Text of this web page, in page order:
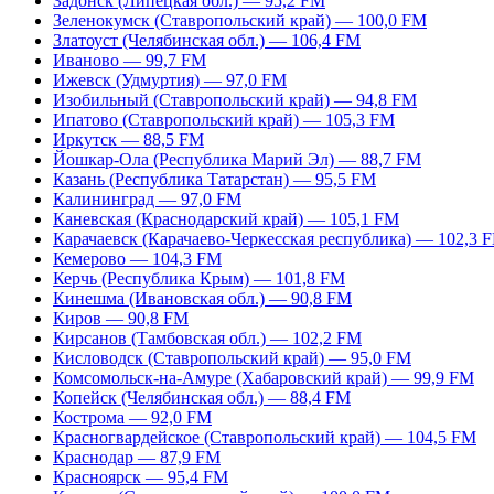
Зеленокумск (Ставропольский край) — 100,0 FM
Златоуст (Челябинская обл.) — 106,4 FM
Иваново — 99,7 FM
Ижевск (Удмуртия) — 97,0 FM
Изобильный (Ставропольский край) — 94,8 FM
Ипатово (Ставропольский край) — 105,3 FM
Иркутск — 88,5 FM
Йошкар-Ола (Республика Марий Эл) — 88,7 FM
Казань (Республика Татарстан) — 95,5 FM
Калининград — 97,0 FM
Каневская (Краснодарский край) — 105,1 FM
Карачаевск (Карачаево-Черкесская республика) — 102,3
Кемерово — 104,3 FM
Керчь (Республика Крым) — 101,8 FM
Кинешма (Ивановская обл.) — 90,8 FM
Киров — 90,8 FM
Кирсанов (Тамбовская обл.) — 102,2 FM
Кисловодск (Ставропольский край) — 95,0 FM
Комсомольск-на-Амуре (Хабаровский край) — 99,9 FM
Копейск (Челябинская обл.) — 88,4 FM
Кострома — 92,0 FM
Красногвардейское (Ставропольский край) — 104,5 FM
Краснодар — 87,9 FM
Красноярск — 95,4 FM